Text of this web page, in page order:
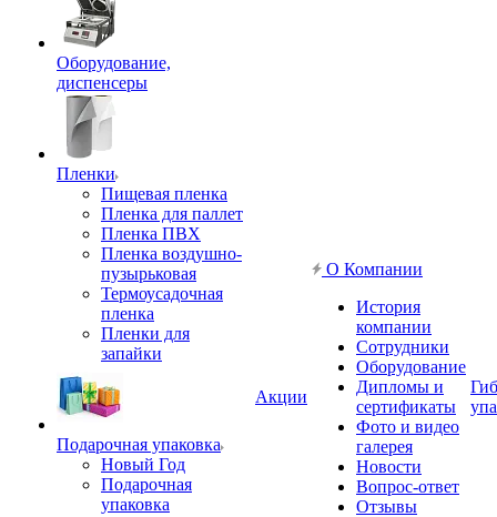
Оборудование,
диспенсеры
Пленки
Пищевая пленка
Пленка для паллет
Пленка ПВХ
Пленка воздушно-
пузырьковая
Термоусадочная
пленка
Пленки для
запайки
Подарочная упаковка
Новый Год
Подарочная
упаковка
Акции
О Компании
История
компании
Сотрудники
Оборудование
Дипломы и
сертификаты
Фото и видео
галерея
Новости
Вопрос-ответ
Отзывы